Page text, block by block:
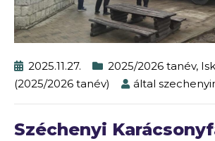
2025.11.27. 2025/2026 tanév,
(2025/2026 tanév)
által
Széchenyi